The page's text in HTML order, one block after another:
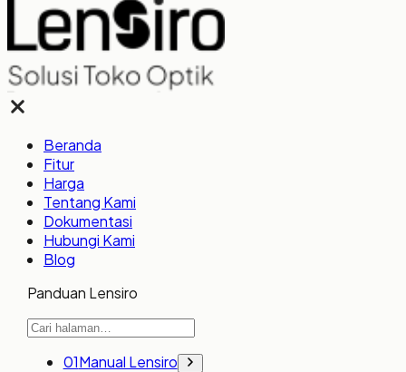
Beranda
Fitur
Harga
Tentang Kami
Dokumentasi
Hubungi Kami
Blog
Panduan Lensiro
01Manual Lensiro